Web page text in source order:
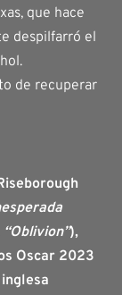
que hace
despilfarró el
de recuperar
“Oblivion”),
Oscar 2023